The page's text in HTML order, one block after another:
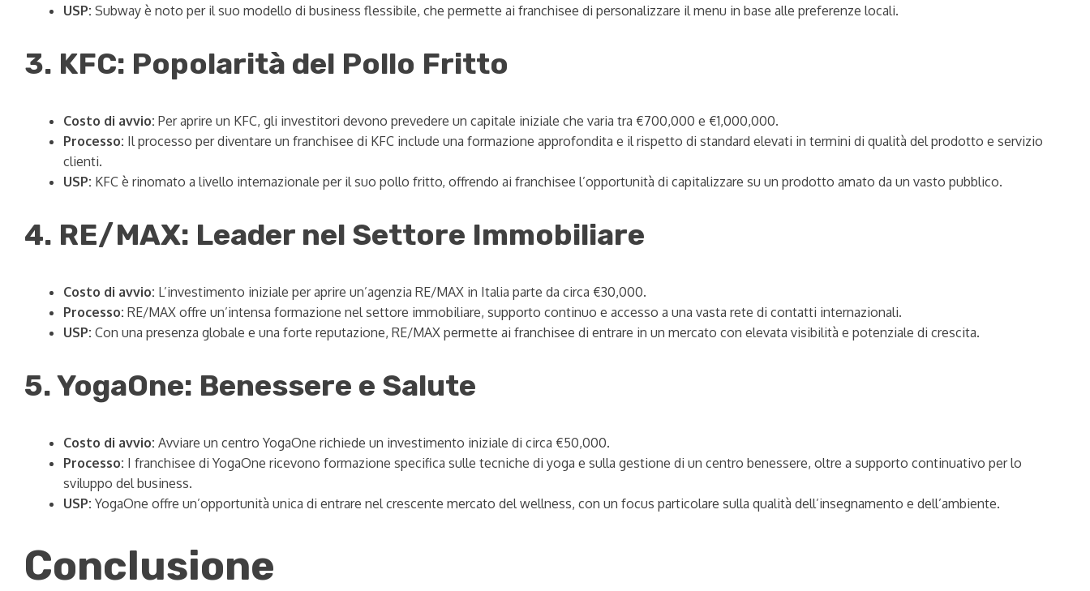
USP: Subway è noto per il suo modello di business flessibile, che permette ai franchisee di personalizzare il menu in base alle preferenze locali.
3. KFC: Popolarità del Pollo Fritto
Costo di avvio: Per aprire un KFC, gli investitori devono prevedere un capitale iniziale che varia tra €700,000 e €1,000,000.
Processo: Il processo per diventare un franchisee di KFC include una formazione approfondita e il rispetto di standard elevati in termini di qualità del prodotto e servizio
clienti.
USP: KFC è rinomato a livello internazionale per il suo pollo fritto, offrendo ai franchisee l’opportunità di capitalizzare su un prodotto amato da un vasto pubblico.
4. RE/MAX: Leader nel Settore Immobiliare
Costo di avvio: L’investimento iniziale per aprire un’agenzia RE/MAX in Italia parte da circa €30,000.
Processo: RE/MAX offre un’intensa formazione nel settore immobiliare, supporto continuo e accesso a una vasta rete di contatti internazionali.
USP: Con una presenza globale e una forte reputazione, RE/MAX permette ai franchisee di entrare in un mercato con elevata visibilità e potenziale di crescita.
5. YogaOne: Benessere e Salute
Costo di avvio: Avviare un centro YogaOne richiede un investimento iniziale di circa €50,000.
Processo: I franchisee di YogaOne ricevono formazione specifica sulle tecniche di yoga e sulla gestione di un centro benessere, oltre a supporto continuativo per lo
sviluppo del business.
USP: YogaOne offre un’opportunità unica di entrare nel crescente mercato del wellness, con un focus particolare sulla qualità dell’insegnamento e dell’ambiente.
Conclusione